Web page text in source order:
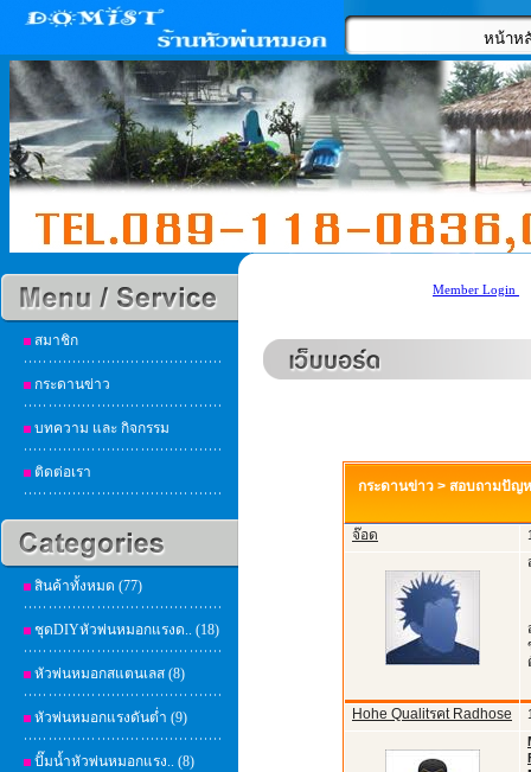
หน้าห
สมาชิก
กระดานข่าว
บทความ และ กิจกรรม
ติดต่อเรา
สินค้าทั้งหมด (77)
ชุดDIYหัวพ่นหมอกแรงด.. (18)
หัวพ่นหมอกสแตนเลส (8)
หัวพ่นหมอกแรงดันต่ำ (9)
ปั๊มน้ำหัวพ่นหมอกแรง.. (8)
Member Login
กระดานข่าว > สอบถามปัญ
จ๊อด
Hohe Qualitรคt Radhose